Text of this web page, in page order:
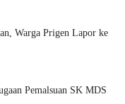
Warga Prigen Lapor ke
Pemalsuan SK MDS